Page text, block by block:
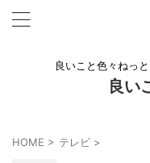
良いこと色々ねっ
良い
HOME > テレビ >